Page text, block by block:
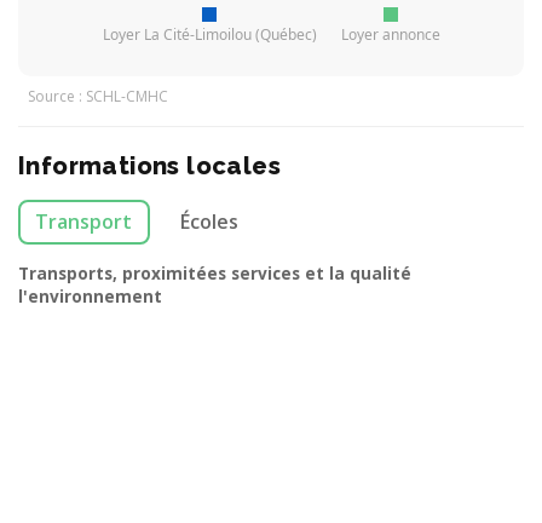
Loyer La Cité-Limoilou (Québec) Loyer annonce
Source : SCHL-CMHC
Informations locales
Transport Écoles
Transports, proximitées services et la qualité
l'environnement